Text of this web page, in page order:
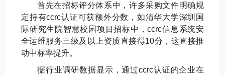
首先在招标评分体系中，许多采购文件明确规
定持有ccrc认证可获额外分数，如清华大学深圳国
际研究生院智慧校园项目招标中，ccrc信息系统安
全运维服务三级及以上资质直接得10分，这直接推
动中标率提升。
据行业调研数据显示，通过ccrc认证的企业在